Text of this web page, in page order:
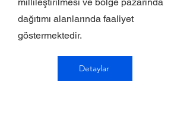
dağıtımı alanlarında faaliyet
göstermektedir.
Detaylar